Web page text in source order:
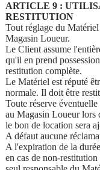
ARTICLE 9 :
RESTITUTION
Tout réglage du
Magasin Loueur.
Le Client assume
qu'il en prend
restitution complète.
Le Matériel est réputé
normale. Il doit être
Toute réserve
au Magasin Loueur
le bon de location sera
A défaut aucune
A l'expiration de la
en cas de non-